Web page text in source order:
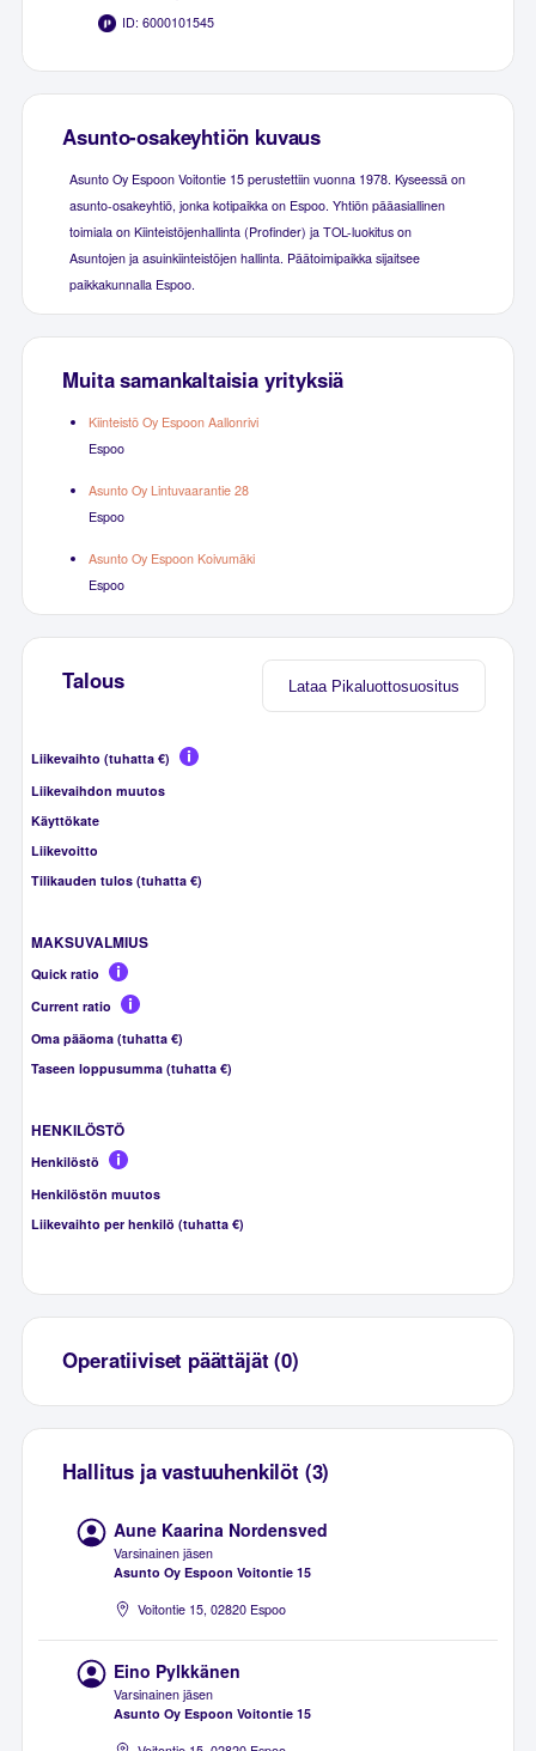
ID: 6000101545
Asunto-osakeyhtiön kuvaus
Asunto Oy Espoon Voitontie 15 perustettiin vuonna 1978. Kyseessä on
asunto-osakeyhtiö, jonka kotipaikka on Espoo. Yhtiön pääasiallinen
toimiala on Kiinteistöjenhallinta (Profinder) ja TOL-luokitus on
Asuntojen ja asuinkiinteistöjen hallinta. Päätoimipaikka sijaitsee
paikkakunnalla Espoo.
Muita samankaltaisia yrityksiä
Kiinteistö Oy Espoon Aallonrivi
Espoo
Asunto Oy Lintuvaarantie 28
Espoo
Asunto Oy Espoon Koivumäki
Espoo
Lataa Pikaluottosuositus
Talous
Liikevaihto (tuhatta €)
Liikevaihdon muutos
Käyttökate
Liikevoitto
Tilikauden tulos (tuhatta €)
MAKSUVALMIUS
Quick ratio
Current ratio
Oma pääoma (tuhatta €)
Taseen loppusumma (tuhatta €)
HENKILÖSTÖ
Henkilöstö
Henkilöstön muutos
Liikevaihto per henkilö (tuhatta €)
Operatiiviset päättäjät (0)
Hallitus ja vastuuhenkilöt (3)
Aune Kaarina Nordensved
Varsinainen jäsen
Asunto Oy Espoon Voitontie 15
Voitontie 15, 02820 Espoo
Eino Pylkkänen
Varsinainen jäsen
Asunto Oy Espoon Voitontie 15